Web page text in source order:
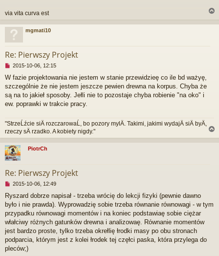
t
n
y
s
via vita curva est
g
mgmati10
Re: Pierwszy Projekt
N
e
p
r
z
z
y
t
a
n
y
o
s
2015-10-06, 12:15
W fazie projektowania nie jestem w stanie przewidzieę co ile bd ważyę,
szczególnie że nie jestem jeszcze pewien drewna na korpus. Chyba że
są na to jakieł sposoby. Jełli nie to pozostaje chyba robienie "na oko" i
ew. poprawki w trakcie pracy.
"StrzeĹźcie siÄ rozczarowaĹ, bo pozory mylÄ. Takimi, jakimi wydajÄ siÄ byÄ,
rzeczy sÄ rzadko. A kobiety nigdy."
a
PiotrCh
Re: Pierwszy Projekt
N
e
p
r
z
c
z
y
2015-10-06, 12:49
Ryszard dobrze napisał - trzeba wrócię do lekcji fizyki (pewnie dawno
było i nie prawda). Wyprowadzię sobie trzeba równanie równowagi - w tym
przypadku równowagi momentów i na koniec podstawiaę sobie ciężar
włałciwy różnych gatunków drewna i analizowaę. Równanie momentów
jest bardzo proste, tylko trzeba okrełlię łrodki masy po obu stronach
podparcia, którym jest z kolei łrodek tej częłci paska, która przylega do
pleców;)